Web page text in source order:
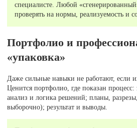
специалисте. Любой
проверять на нормы, реализуемость и
Портфолио и
«упаковка»
Даже сильные навыки не работают, если
Ценится портфолио, где показан процесс:
анализ и логика решений; планы,
выборочно); результат и выводы.